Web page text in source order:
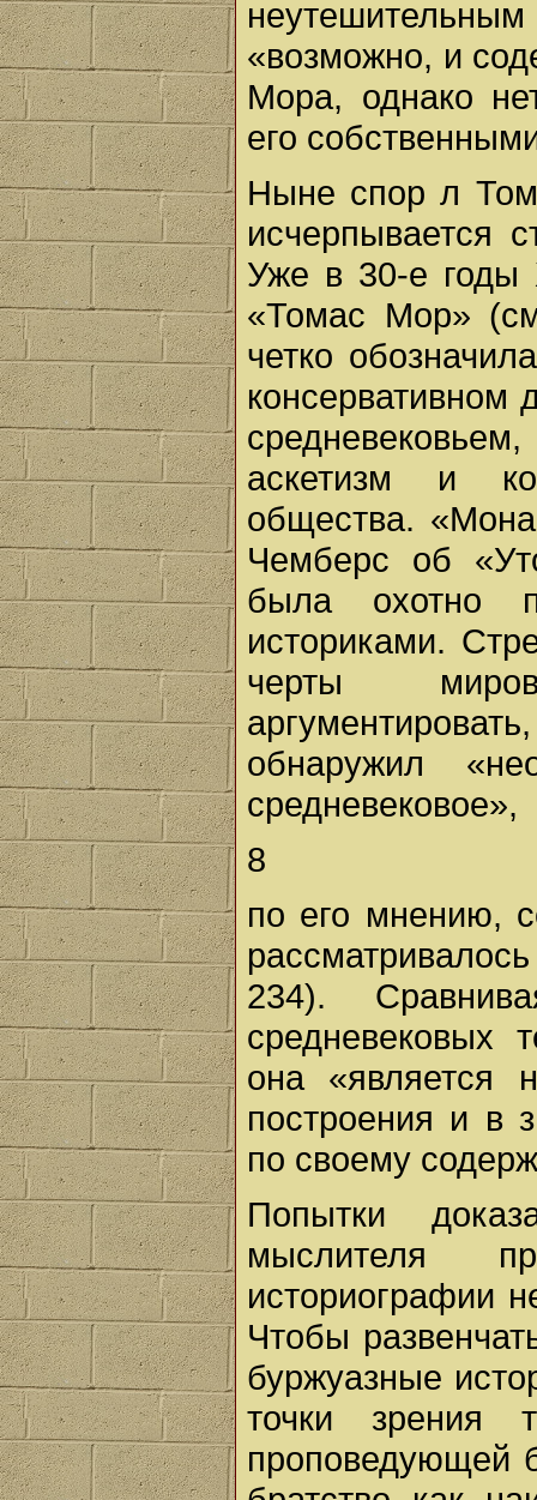
«возможно, и
Мора, однако
его
Ныне спор л
исчерпывается
Уже в 30-е годы
«Томас Мор»
четко
консервативном
аскетизм и
общества.
Чемберс об
была охотно
историками.
черты
обнаружил
средневековое»,
8
по его мнению,
234).
средневековых
она «является
построения и в
по своему
Попытки
мыслителя
историографии
Чтобы
буржуазные
точки зрения
проповедующей